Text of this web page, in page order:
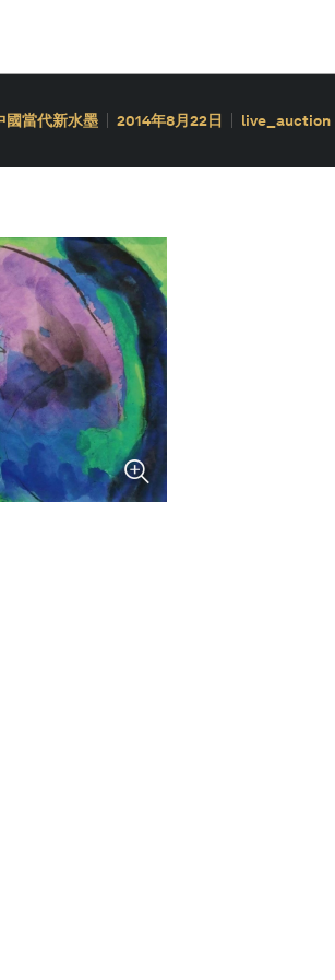
國當代新水墨 2014年8月22日 live_auction